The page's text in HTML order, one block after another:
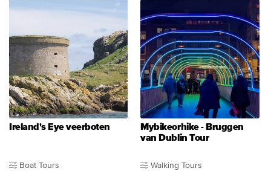
Ireland's Eye veerboten
Boat Tours
Mybikeorhike - Bruggen
van Dublin Tour
Walking Tours